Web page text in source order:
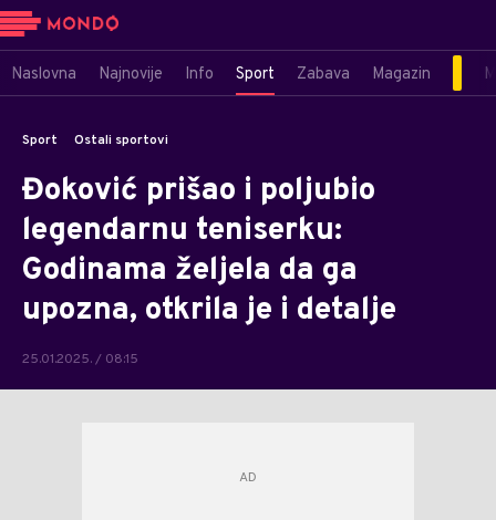
Naslovna Najnovije Info Sport Zabava Magazin
Sport Ostali sportovi
Đoković prišao i poljubio
legendarnu teniserku:
Godinama željela da ga
upozna, otkrila je i detalje
25.01.2025. / 08:15